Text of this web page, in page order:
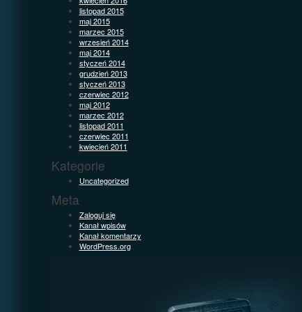
listopad 2015
maj 2015
marzec 2015
wrzesień 2014
maj 2014
styczeń 2014
grudzień 2013
styczeń 2013
czerwiec 2012
maj 2012
marzec 2012
listopad 2011
czerwiec 2011
kwiecień 2011
Kategorie
Uncategorized
Meta
Zaloguj się
Kanał wpisów
Kanał komentarzy
WordPress.org